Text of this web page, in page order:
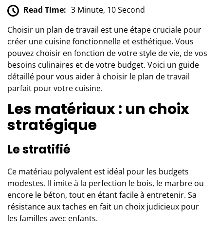
Read Time: 3 Minute, 10 Second
Choisir un plan de travail est une étape cruciale pour
créer une cuisine fonctionnelle et esthétique. Vous
pouvez choisir en fonction de votre style de vie, de vos
besoins culinaires et de votre budget. Voici un guide
détaillé pour vous aider à choisir le plan de travail
parfait pour votre cuisine.
Les matériaux : un choix
stratégique
Le stratifié
Ce matériau polyvalent est idéal pour les budgets
modestes. Il imite à la perfection le bois, le marbre ou
encore le béton, tout en étant facile à entretenir. Sa
résistance aux taches en fait un choix judicieux pour
les familles avec enfants.